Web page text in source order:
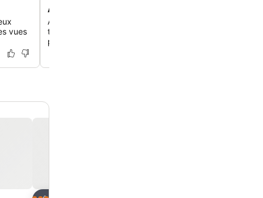
vues
À deux pas de la plage de Platja del Riuet
Accède directement à la magnifique Platja del Riuet, à
trois minutes à pied, parfaite pour les amoureux de la
promenades matinales.